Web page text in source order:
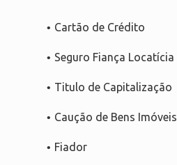
Cartão de Crédito
Seguro Fiança Locatícia
Titulo de Capitalização
Caução de Bens Imóveis
Fiador